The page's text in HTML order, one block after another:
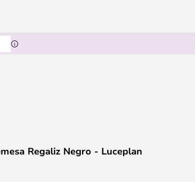
Regaliz Negro - Luceplan